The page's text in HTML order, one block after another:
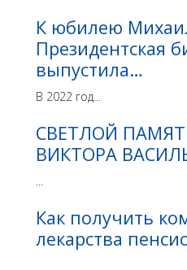
К юбилею
Президентская
выпустила…
В 2022 год...
СВЕТЛОЙ
ВИКТОРА
...
Как получить
лекарства